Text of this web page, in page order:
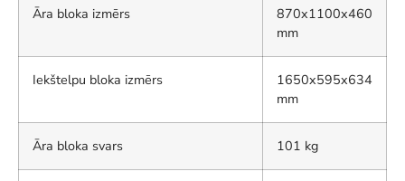
Āra bloka izmērs
870x1100x460
mm
Iekštelpu bloka izmērs
1650x595x634
mm
Āra bloka svars 101 kg